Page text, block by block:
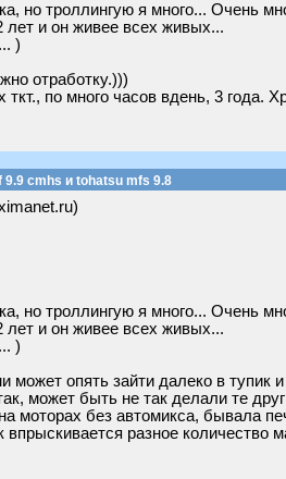
но троллингую я много... Очень
лет и он живее всех живых...
)
отработку.)))
ткт., по много часов вдень, 3 года.
9.9 cmhs и tohatsu mfs 9.8
но троллингую я много... Очень
лет и он живее всех живых...
)
может опять зайти далеко в тупик
может быть не так делали те
на моторах без автомикса, бывала
впрыскивается разное